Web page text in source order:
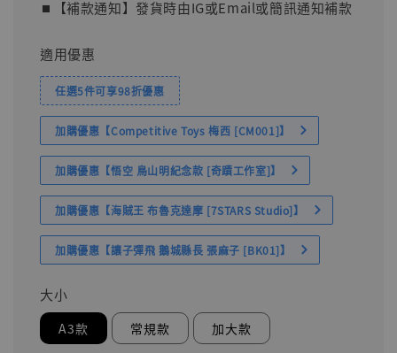
⏹︎【補款通知】發貨時由IG或Email或簡訊通知補款
適用優惠
任選5件可享98折優惠
加購優惠【Competitive Toys 梅西 [CM001]】
加購優惠【悟空 鳥山明紀念款 [奇蹟工作室]】
加購優惠【海賊王 布魯克達摩 [7STARS Studio]】
加購優惠【讓子彈飛 鵝城縣長 張麻子 [BK01]】
大小
A3款 常規款 加大款